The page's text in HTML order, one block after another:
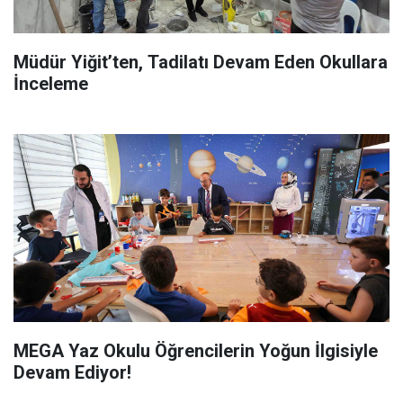
Müdür Yiğit’ten, Tadilatı Devam Eden Okullara
İnceleme
MEGA Yaz Okulu Öğrencilerin Yoğun İlgisiyle
Devam Ediyor!